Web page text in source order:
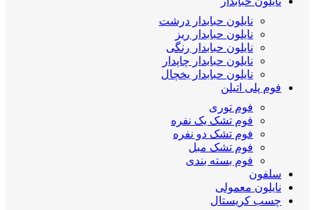
نایلون حبابدار درشت
نایلون حبابدار ریز
نایلون حبابدار رنگی
نایلون حبابدار چاپدار
نایلون حبابدار یخچال
فوم پلی اتیلن
فوم توری
فوم تشک یک نفره
فوم تشک دو نفره
فوم تشک مبل
فوم بسته بندی
سلفون
نایلون معمولی
چسب کریستال